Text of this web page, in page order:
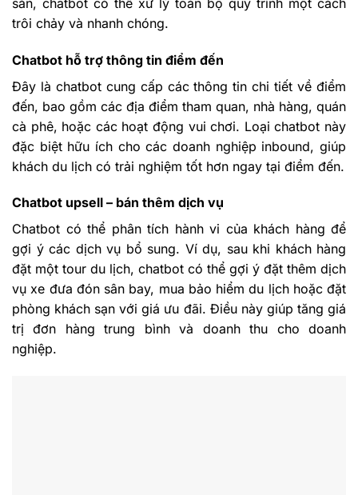
trôi chảy và nhanh chóng.
Chatbot hỗ trợ thông tin điểm đến
Đây là chatbot cung cấp các thông tin chi tiết về điểm
đến, bao gồm các địa điểm tham quan, nhà hàng, quán
cà phê, hoặc các hoạt động vui chơi. Loại chatbot này
đặc biệt hữu ích cho các doanh nghiệp inbound, giúp
khách du lịch có trải nghiệm tốt hơn ngay tại điểm đến.
Chatbot upsell – bán thêm dịch vụ
Chatbot có thể phân tích hành vi của khách hàng để
gợi ý các dịch vụ bổ sung. Ví dụ, sau khi khách hàng
đặt một tour du lịch, chatbot có thể gợi ý đặt thêm dịch
vụ xe đưa đón sân bay, mua bảo hiểm du lịch hoặc đặt
phòng khách sạn với giá ưu đãi. Điều này giúp tăng giá
trị đơn hàng trung bình và doanh thu cho doanh
nghiệp.